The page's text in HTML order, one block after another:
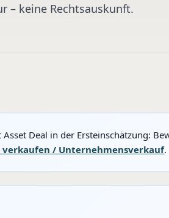
– keine Rechtsauskunft.
Deal in der Ersteinschätzung:
verkaufen / Unternehmensverkauf.